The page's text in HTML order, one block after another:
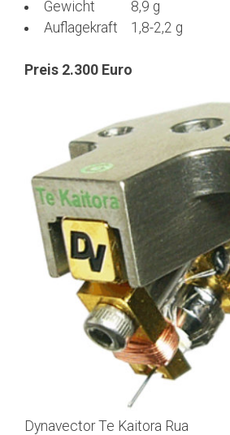
Gewicht 8,9 g
Auflagekraft 1,8-2,2 g
Preis 2.300 Euro
Dynavector Te Kaitora Rua